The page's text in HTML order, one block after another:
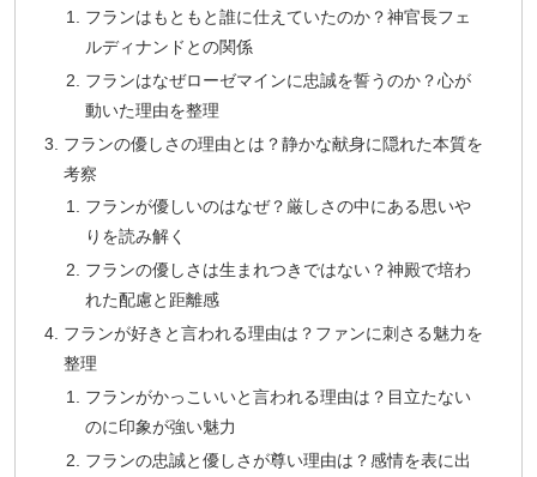
フランはもともと誰に仕えていたのか？神官長フェ
ルディナンドとの関係
フランはなぜローゼマインに忠誠を誓うのか？心が
動いた理由を整理
フランの優しさの理由とは？静かな献身に隠れた本質を
考察
フランが優しいのはなぜ？厳しさの中にある思いや
りを読み解く
フランの優しさは生まれつきではない？神殿で培わ
れた配慮と距離感
フランが好きと言われる理由は？ファンに刺さる魅力を
整理
フランがかっこいいと言われる理由は？目立たない
のに印象が強い魅力
フランの忠誠と優しさが尊い理由は？感情を表に出